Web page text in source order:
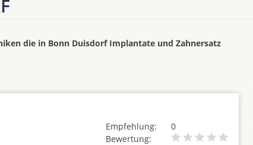
die in Bonn Duisdorf Implantate und Zahnersatz
Empfehlung:
0
Bewertung: